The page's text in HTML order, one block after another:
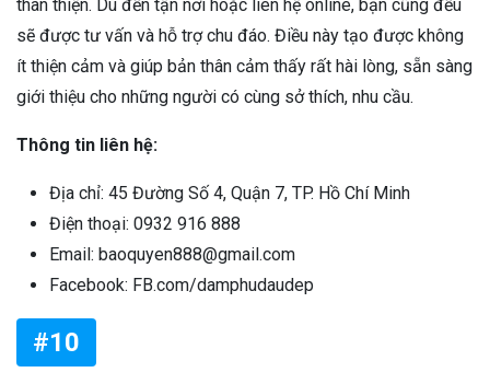
thân thiện. Dù đến tận nơi hoặc liên hệ online, bạn cũng đều
sẽ được tư vấn và hỗ trợ chu đáo. Điều này tạo được không
ít thiện cảm và giúp bản thân cảm thấy rất hài lòng, sẵn sàng
giới thiệu cho những người có cùng sở thích, nhu cầu.
Thông tin liên hệ:
Địa chỉ: 45 Đường Số 4, Quận 7, TP. Hồ Chí Minh
Điện thoại: 0932 916 888
Email: baoquyen888@gmail.com
Facebook: FB.com/damphudaudep
#10